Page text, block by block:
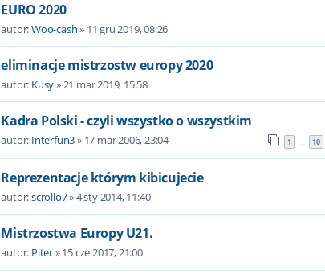
EURO 2020
autor:Woo-cash» 11 gru 2019, 08:26
eliminacje mistrzostw europy 2020
autor: Kusy»21 mar 2019, 15:58
Kadra Polski - czyli wszystko o wszystkim
autor: Interfun3» 17 mar 2006, 23:04 1 … 10
Reprezentacje którym kibicujecie
autor:scrollo7»4 sty 2014, 11:40
Mistrzostwa Europy U21.
autor: Piter»15 cze 2017, 21:00